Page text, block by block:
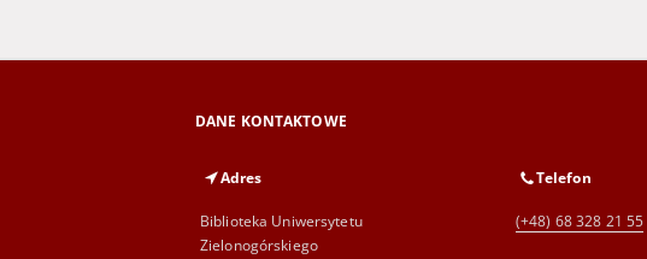
DANE KONTAKTOWE
Adres
Biblioteka Uniwersytetu
Zielonogórskiego
Telefon
(+48) 68 328 21 55